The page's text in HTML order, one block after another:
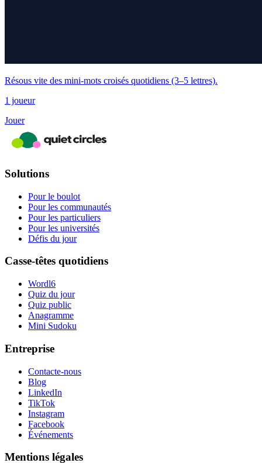
Résous vite des mini-mots croisés quotidiens (3–5 lettres).
1 joueur
Jouer
Solutions
Pour le boulot
Pour les communautés
Pour les particuliers
Pour les universités
Défis du jour
Casse-têtes quotidiens
Wordl6
Quiz du jour
Quiz public
Anagramme
Mini Sudoku
Entreprise
Contacte-nous
Blog
LinkedIn
TikTok
Instagram
Facebook
Événements
Mentions légales